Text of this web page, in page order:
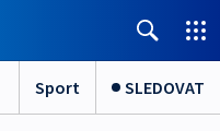
Sport SLEDOVAT